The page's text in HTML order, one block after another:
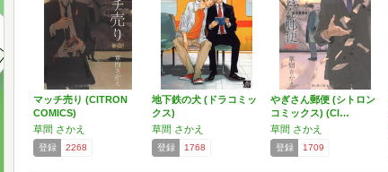
マッチ売り (CITRON
COMICS)
草間 さかえ
登録 2268
地下鉄の犬 (ドラコミッ
クス)
草間 さかえ
登録 1768
やぎさん郵便 (シトロン
コミックス) (CI…
草間 さかえ
登録 1709